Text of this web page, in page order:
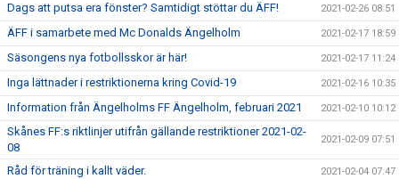
Dags att putsa era fönster? Samtidigt stöttar du ÄFF! 2021-02-26 08:51
ÄFF i samarbete med Mc Donalds Ängelholm 2021-02-17 18:59
Säsongens nya fotbollsskor är här! 2021-02-17 11:24
Inga lättnader i restriktionerna kring Covid-19 2021-02-16 10:35
Information från Ängelholms FF Ängelholm, februari 2021 2021-02-10 10:12
Skånes FF:s riktlinjer utifrån gällande restriktioner 2021-02-
08
2021-02-09 07:51
Råd för träning i kallt väder. 2021-02-04 07:47